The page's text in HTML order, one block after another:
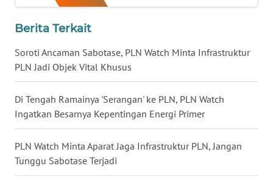
Berita Terkait
Soroti Ancaman Sabotase, PLN Watch Minta Infrastruktur
PLN Jadi Objek Vital Khusus
Di Tengah Ramainya 'Serangan' ke PLN, PLN Watch
Ingatkan Besarnya Kepentingan Energi Primer
PLN Watch Minta Aparat Jaga Infrastruktur PLN, Jangan
Tunggu Sabotase Terjadi
WN
WN
BALI
WN
KALBAR
WN
KALTENG